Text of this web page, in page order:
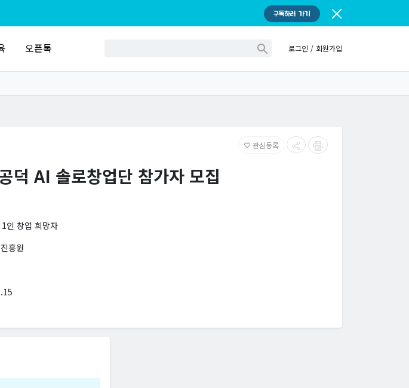
구독하러 가기
오픈톡 로그인 / 회원가입
favorite_border 관심등록
덕 AI 솔로창업단 참가자 모집
인 창업 희망자
흥원